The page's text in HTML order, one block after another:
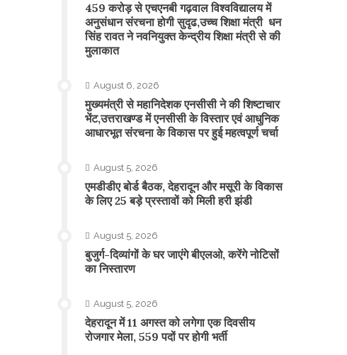
459 करोड़ से एचएनबी गढ़वाल विश्वविद्यालय में
अनुसंधान संरचना होगी सुदृढ,उच्च शिक्षा मंत्री धन
सिंह रावत ने नवनियुक्त केन्द्रीय शिक्षा मंत्री से की
मुलाकात
August 6, 2026
मुख्यमंत्री से महानिदेशक एनसीसी ने की शिष्टाचार
भेंट,उत्तराखण्ड में एनसीसी के विस्तार एवं आधुनिक
आधारभूत संरचना के विकास पर हुई महत्वपूर्ण चर्चा
August 5, 2026
एमडीडीए बोर्ड बैठक, देहरादून और मसूरी के विकास
के लिए 25 बड़े प्रस्तावों को मिली हरी झंडी
August 5, 2026
बुजुर्ग-दिव्यांगों के घर जाएंगे बीएलओ, करेंगे नोटिसों
का निस्तारण
August 5, 2026
​देहरादून में 11 अगस्त को लगेगा एक दिवसीय
रोजगार मेला, 559 पदों पर होगी भर्ती